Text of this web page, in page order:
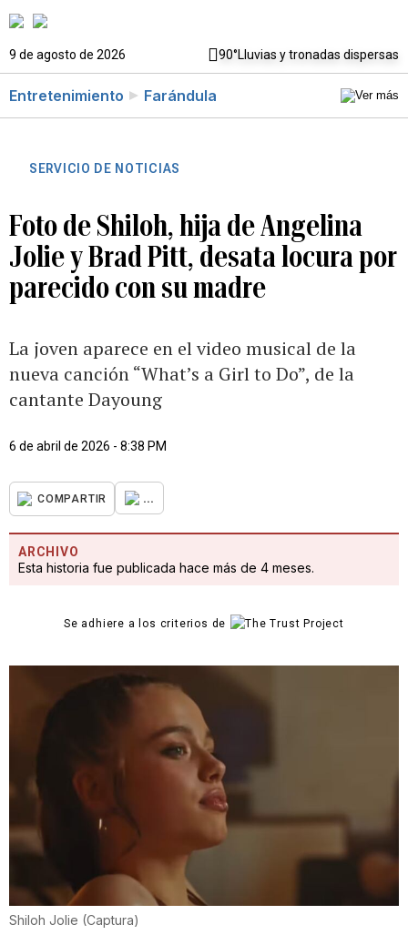
9 de agosto de 2026 90°Lluvias y tronadas dispersas
Entretenimiento Farándula
SERVICIO DE NOTICIAS
Foto de Shiloh, hija de Angelina
Jolie y Brad Pitt, desata locura por
parecido con su madre
La joven aparece en el video musical de la
nueva canción “What’s a Girl to Do”, de la
cantante Dayoung
6 de abril de 2026 - 8:38 PM
COMPARTIR ...
ARCHIVO
Esta historia fue publicada hace más de 4 meses.
Se adhiere a los criterios de
Shiloh Jolie (Captura)